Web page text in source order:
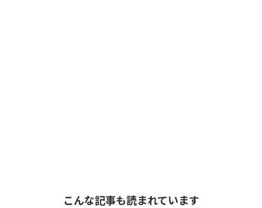
こんな記事も読まれています